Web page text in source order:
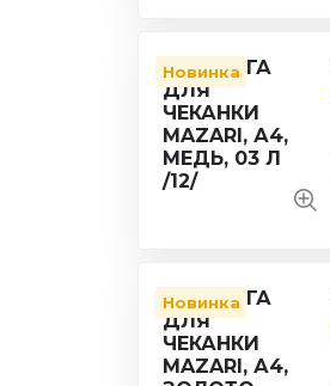
Новинка
Новинка